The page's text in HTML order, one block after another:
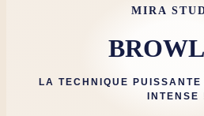
MIRA
LA TECHNIQUE
INTENSE